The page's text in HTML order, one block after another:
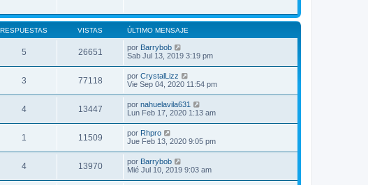
RESPUESTAS VISTAS ÚLTIMO MENSAJE
5 26651 por Barrybob
Sab Jul 13, 2019 3:19 pm
3 77118 por CrystalLizz
Vie Sep 04, 2020 11:54 pm
4 13447 por nahuelavila631
Lun Feb 17, 2020 1:13 am
1 11509 por Rhpro
Jue Feb 13, 2020 9:05 pm
4 13970 por Barrybob
Mié Jul 10, 2019 9:03 am